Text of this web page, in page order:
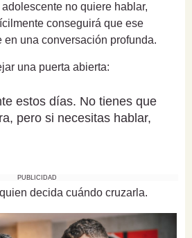
no quiere hablar,
conseguirá que ese
en una conversación profunda.
una puerta abierta:
estos días. No tienes que
pero si necesitas hablar,
PUBLICIDAD
decida cuándo cruzarla.